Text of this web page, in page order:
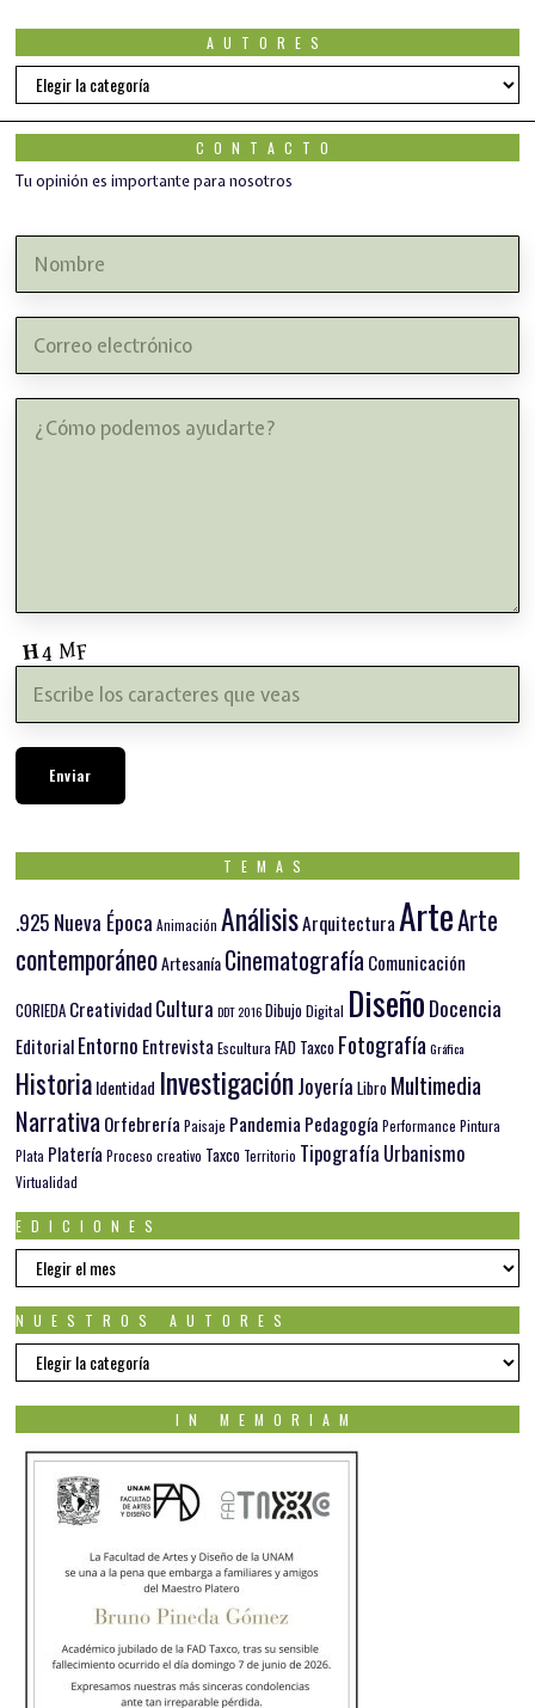
AUTORES
Autores
CONTACTO
Tu opinión es importante para nosotros
TEMAS
.925 Nueva Época Animación AnálisisArquitecturaArteArte
contemporáneoArtesaníaCinematografía Comunicación
CORIEDA CreatividadCultura DDT 2016 DibujoDigital DiseñoDocencia
EditorialEntorno Entrevista EsculturaFAD Taxco Fotografía Gráfica
HistoriaIdentidad Investigación Joyería Libro Multimedia
Narrativa Orfebrería Paisaje Pandemia Pedagogía Performance Pintura
Plata Platería Proceso creativo Taxco Territorio Tipografía Urbanismo
Virtualidad
EDICIONES
EDICIONES
NUESTROS AUTORES
Nuestros
autores
IN MEMORIAM